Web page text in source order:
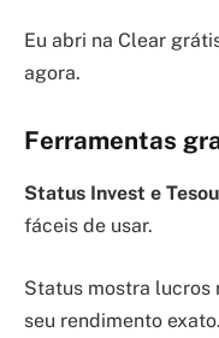
Eu abri na Clear
agora.
Ferramentas
Status Invest e
fáceis de usar.
Status mostra lucros
seu rendimento exato.